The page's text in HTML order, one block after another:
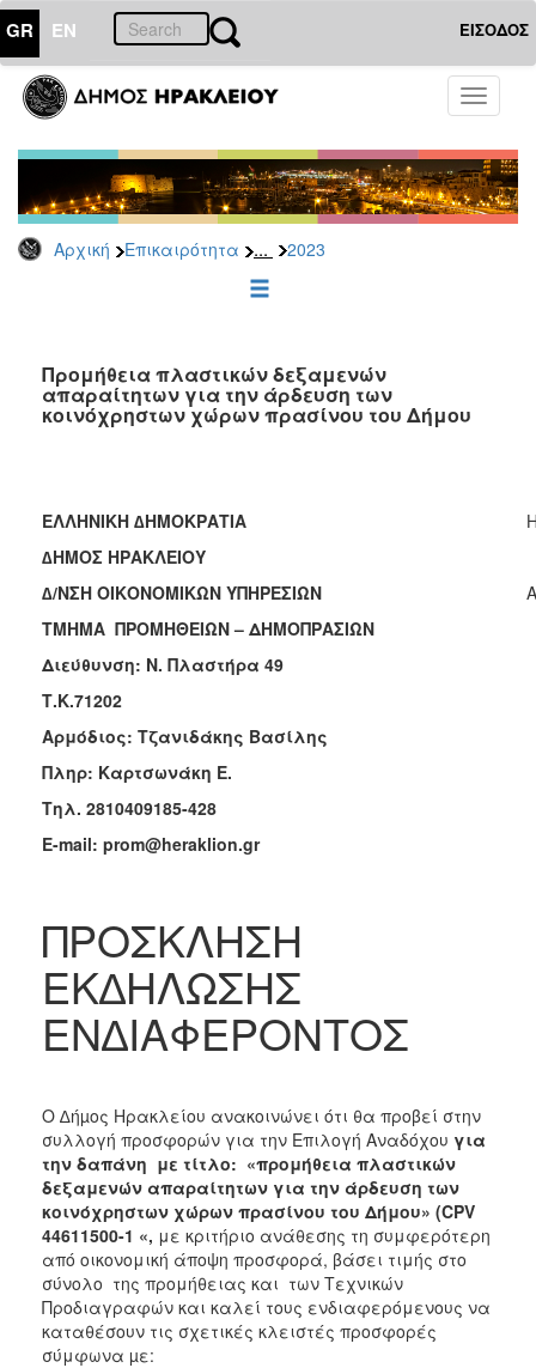
GR EN ΕΙΣΟΔΟΣ
Toggle
Αρχική Επικαιρότητα ... 2023
ΕΠΙΚΑΙΡΟΤΗΤΑ
-
Δημοπρασίες
Αρχείο
2026
2022
2021
ΔΗΜΟΤΗΣ
ΕΠΙΣΚΕΠΤΗΣ
Προμήθεια πλαστικών δεξαμενών
απαραίτητων για την άρδευση των
κοινόχρηστων χώρων πρασίνου του Δήμου
ΕΛΛΗΝΙΚΗ ∆ΗΜΟΚΡΑΤΙΑ
∆ΗΜΟΣ ΗΡΑΚΛΕΙΟΥ
∆/ΝΣΗ ΟΙΚΟΝΟΜΙΚΩΝ ΥΠΗΡΕΣΙΩΝ
ΤΜΗΜΑ ΠΡΟΜΗΘΕΙΩΝ – ΔΗΜΟΠΡΑΣΙΩΝ
Διεύθυνση: Ν. Πλαστήρα 49
Τ.Κ.71202
Αρμόδιος: Τζανιδάκης Βασίλης
Πληρ: Καρτσωνάκη Ε.
Τηλ. 2810409185-428
E-mail: prom@heraklion.gr
ΠΡΟΣΚΛΗΣΗ
ΕΚ∆ΗΛΩΣΗΣ
ΕΝ∆ΙΑΦΕΡΟΝΤΟΣ
Ο ∆ήµος Ηρακλείου ανακοινώνει ότι θα προβεί στην
συλλογή προσφορών για την Επιλογή Αναδόχου για
την δαπάνη με τίτλο: «προμήθεια πλαστικών
δεξαμενών απαραίτητων για την άρδευση των
κοινόχρηστων χώρων πρασίνου του Δήμου» (CPV
44611500-1 «, με κριτήριο ανάθεσης τη συμφερότερη
από οικονομική άποψη προσφορά, βάσει τιμής στο
σύνολο της προμήθειας και των Τεχνικών
Προδιαγραφών και καλεί τους ενδιαφερόμενους να
καταθέσουν τις σχετικές κλειστές προσφορές
σύμφωνα µε: